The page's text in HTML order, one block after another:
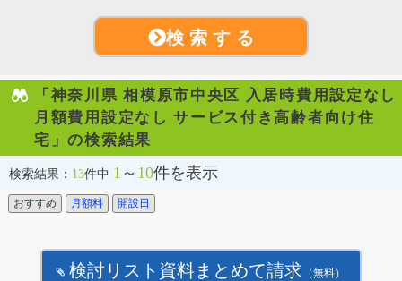
検 索 す る
「神奈川県 相模原市中央区 入居時費用設定なし
月額費用設定なし サービス付き高齢者向け住
宅」の検索結果
検索結果： 13件中 1 ～ 10件を表示
おすすめ 月額料 開設日
検討リスト資料まとめて請求 （無料）